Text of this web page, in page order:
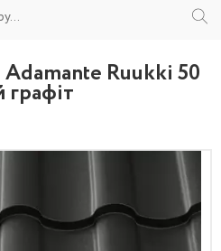
Ruukki 50
графіт